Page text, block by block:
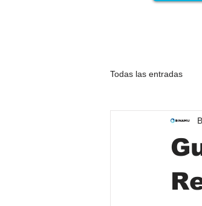
Todas las entradas
Servicios de